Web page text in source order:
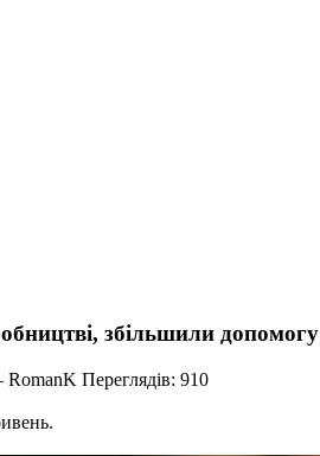
збільшили допомогу
RomanK Переглядів: 910